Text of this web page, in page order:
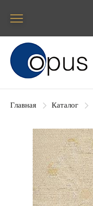
Блок поиска
Главная Каталог